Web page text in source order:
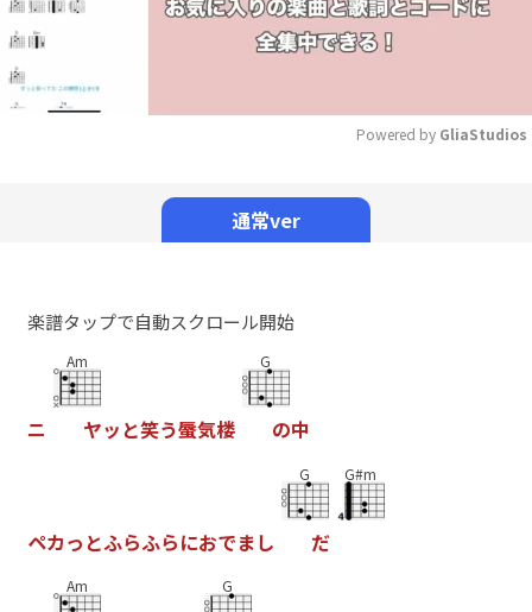
Powered by GliaStudios
通常ver
楽譜タップで自動スクロール開始
ニ
Am
ヤッ と笑う蜃気楼
G
の中
ペカっ とふらふらにおでまし
G
だ
G#m
Am G